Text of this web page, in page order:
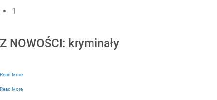
1
Z NOWOŚCI: kryminały
Read More
Read More